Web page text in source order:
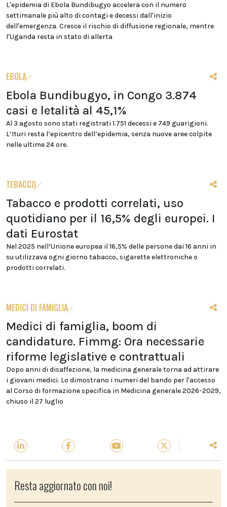
L'epidemia di Ebola Bundibugyo accelera con il numero
settimanale più alto di contagi e decessi dall'inizio
dell'emergenza. Cresce il rischio di diffusione regionale, mentre
l'Uganda resta in stato di allerta
EBOLA
Ebola Bundibugyo, in Congo 3.874
casi e letalità al 45,1%
Al 3 agosto sono stati registrati 1.751 decessi e 749 guarigioni.
L’Ituri resta l’epicentro dell’epidemia, senza nuove aree colpite
nelle ultime 24 ore.
TEBACCO
Tabacco e prodotti correlati, uso
quotidiano per il 16,5% degli europei. I
dati Eurostat
Nel 2025 nell’Unione europea il 16,5% delle persone dai 16 anni in
su utilizzava ogni giorno tabacco, sigarette elettroniche o
prodotti correlati.
MEDICI DI FAMIGLIA
Medici di famiglia, boom di
candidature. Fimmg: Ora necessarie
riforme legislative e contrattuali
Dopo anni di disaffezione, la medicina generale torna ad attirare
i giovani medici. Lo dimostrano i numeri del bando per l'accesso
al Corso di formazione specifica in Medicina generale 2026-2029,
chiuso il 27 luglio
Resta aggiornato con noi!